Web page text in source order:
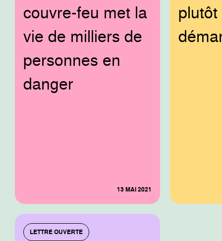
couvre-feu met la
vie de milliers de
personnes en
danger
13 MAI 2021
LETTRE OUVERTE